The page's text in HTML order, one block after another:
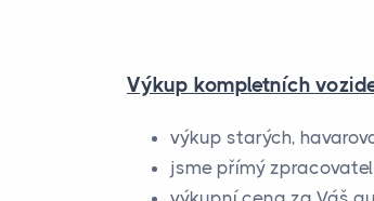
Výkup kompletních
výkup starých,
jsme přímý